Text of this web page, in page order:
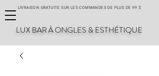
LIVRAISON GRATUITE SUR LES COMMANDES DE PLUS DE 99 $
LUX BAR À ONGLES & ESTHÉTIQUE